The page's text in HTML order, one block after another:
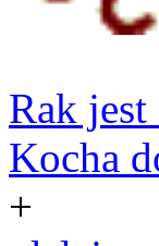
Rak
Kocha
+